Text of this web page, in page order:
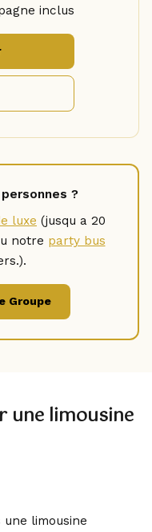
inclus
?
luxe (jusqu a 20
notre party bus
Groupe
une limousine
limousine